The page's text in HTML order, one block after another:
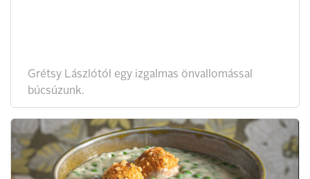
Grétsy Lászlótól egy izgalmas önvallomással
búcsúzunk.